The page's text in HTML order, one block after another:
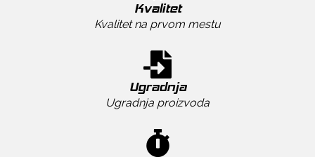
Kvalitet
Kvalitet na prvom mestu
Ugradnja
Ugradnja proizvoda